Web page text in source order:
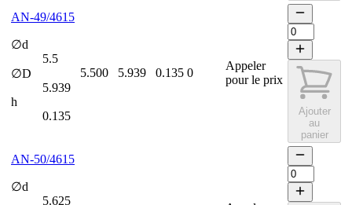
AN-49/4615
∅d
5.5
∅D
5.939
h
0.135
5.500 5.939 0.135 0
Appeler
pour le prix
Ajouter
au
panier
AN-50/4615
∅d
5.625